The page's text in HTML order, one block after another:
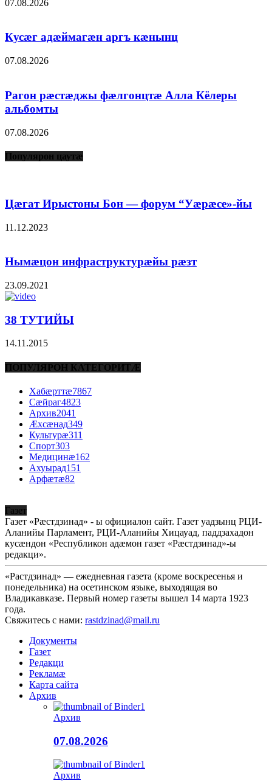
07.08.2026
Кусæг адæймагæн аргъ кæнынц
07.08.2026
Рагон рæстæджы фæлгонцтæ Алла Кёлеры
альбомты
07.08.2026
Популярон цаутæ
Цæгат Ирыстоны Бон — форум “Уæрæсе»-йы
11.12.2023
Нымæцон инфраструктурæйы рæзт
23.09.2021
38 ТУТИЙЫ
14.11.2015
ПОПУЛЯРОН КАТЕГОРИТÆ
Хабæрттæ7867
Сæйраг4823
Архив2041
Æхсæнад349
Культурæ311
Спорт303
Медицинæ162
Ахуырад151
Арфæтæ82
Газет
Газет «Рæстдзинад» - ы официалон сайт. Газет уадзынц РЦИ-
Аланийы Парламент, РЦИ-Аланийы Хицауад, паддзахадон
кусæндон «Республикон адæмон газет «Рæстдзинад»-ы
редакци».
«Растдзинад» — ежедневная газета (кроме воскресенья и
понедельника) на осетинском языке, выходящая во
Владикавказе. Первый номер газеты вышел 14 марта 1923
года.
Свяжитесь с нами: rastdzinad@mail.ru
Документы
Газет
Редакци
Рекламæ
Карта сайта
Архив
Архив
07.08.2026
Архив